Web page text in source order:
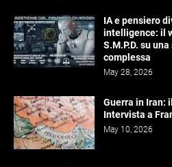
IA e pensiero
intelligence: il
S.M.P.D. su
complessa
May 28, 2026
Guerra in Iran:
Intervista a
May 10, 2026